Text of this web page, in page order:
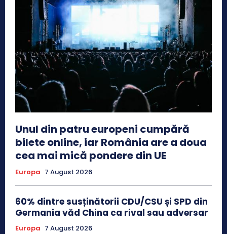
Unul din patru europeni cumpără
bilete online, iar România are a doua
cea mai mică pondere din UE
Europa 7 August 2026
60% dintre susținătorii CDU/CSU și SPD din
Germania văd China ca rival sau adversar
Europa 7 August 2026